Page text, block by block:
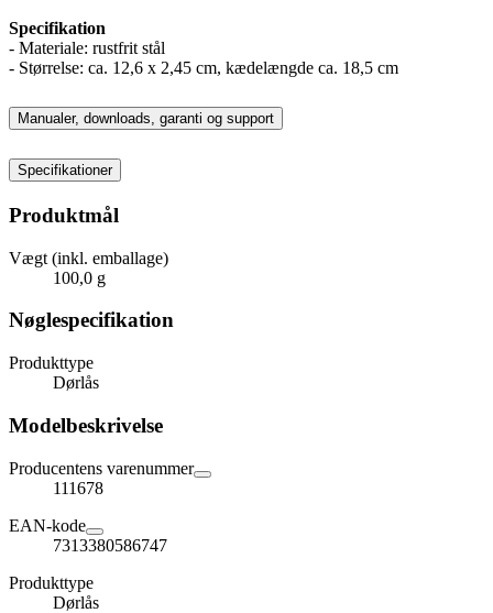
Specifikation
- Materiale: rustfrit stål
- Størrelse: ca. 12,6 x 2,45 cm, kædelængde ca. 18,5 cm
Manualer, downloads, garanti og support
Specifikationer
Produktmål
Vægt (inkl. emballage)
100,0 g
Nøglespecifikation
Produkttype
Dørlås
Modelbeskrivelse
Producentens varenummer
111678
EAN-kode
7313380586747
Produkttype
Dørlås